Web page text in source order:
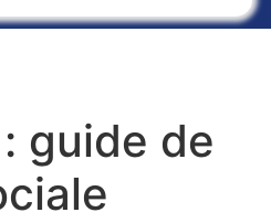
guide de